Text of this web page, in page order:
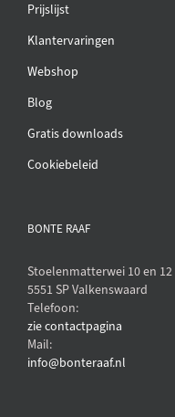
Prijslijst
Klantervaringen
Webshop
Blog
Gratis downloads
Cookiebeleid
BONTE RAAF
Stoelenmatterwei 10 en 12
5551 SP Valkenswaard
Telefoon:
zie contactpagina
Mail:
info@bonteraaf.nl